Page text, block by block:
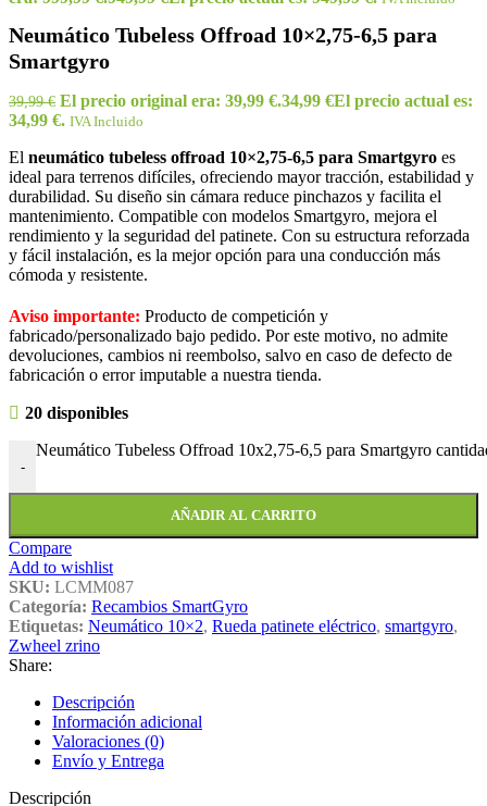
Neumático Tubeless Offroad 10×2,75-6,5 para
Smartgyro
39,99€ El precio original era: 39,99 €.34,99 €El precio actual es:
34,99 €. IVA Incluido
El neumático tubeless offroad 10×2,75-6,5 para Smartgyro es
ideal para terrenos difíciles, ofreciendo mayor tracción, estabilidad y
durabilidad. Su diseño sin cámara reduce pinchazos y facilita el
mantenimiento. Compatible con modelos Smartgyro, mejora el
rendimiento y la seguridad del patinete. Con su estructura reforzada
y fácil instalación, es la mejor opción para una conducción más
cómoda y resistente.
Aviso importante: Producto de competición y
fabricado/personalizado bajo pedido. Por este motivo, no admite
devoluciones, cambios ni reembolso, salvo en caso de defecto de
fabricación o error imputable a nuestra tienda.
20 disponibles
-
Neumático Tubeless Offroad 10x2,75-6,5 para Smartgyro
AÑADIR AL CARRITO
Compare
Add to wishlist
SKU: LCMM087
Categoría: Recambios SmartGyro
Etiquetas: Neumático 10×2, Rueda patinete eléctrico, smartgyro,
Zwheel zrino
Share:
Descripción
Información adicional
Valoraciones (0)
Envío y Entrega
Descripción